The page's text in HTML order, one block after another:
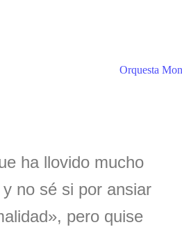
ha llovido mucho
no sé si por ansiar
pero quise